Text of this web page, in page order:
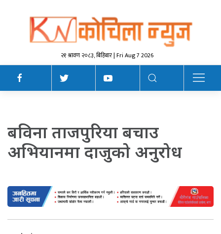
२१ श्रावण २०८३, बिहिबार | Fri Aug 7 2026
बविना ताजपुरिया बचाउ
अभियानमा दाजुकाे अनुराेध